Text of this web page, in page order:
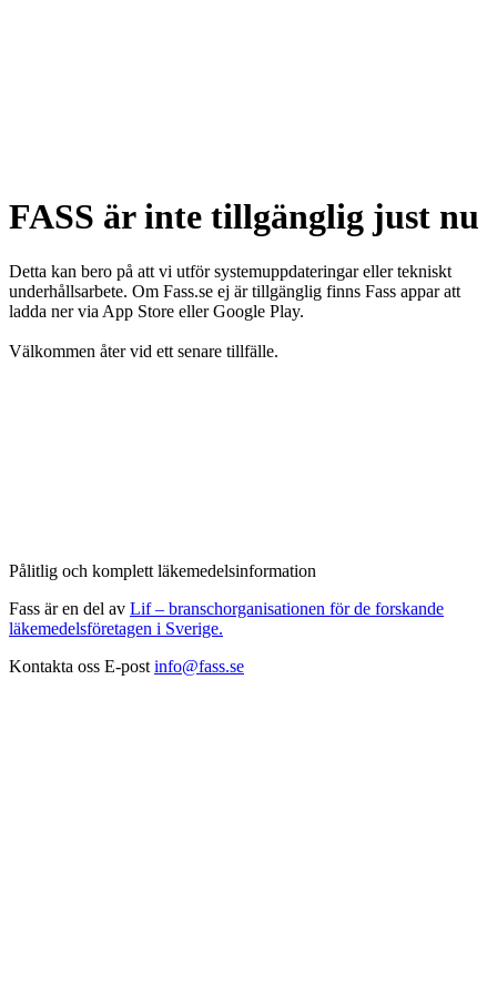
FASS är inte tillgänglig just nu
Detta kan bero på att vi utför systemuppdateringar eller tekniskt
underhållsarbete. Om Fass.se ej är tillgänglig finns Fass appar att
ladda ner via App Store eller Google Play.
Välkommen åter vid ett senare tillfälle.
Pålitlig och komplett läkemedelsinformation
Fass är en del av Lif – branschorganisationen för de forskande
läkemedelsföretagen i Sverige.
Kontakta oss E-post info@fass.se